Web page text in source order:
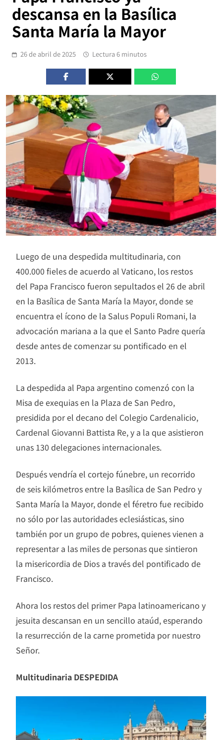
descansa en la Basílica
Santa María la Mayor
26 de abril de 2025 Lectura 6 minutos
Luego de una despedida multitudinaria, con
400.000 fieles de acuerdo al Vaticano, los restos
del Papa Francisco fueron sepultados el 26 de abril
en la Basílica de Santa María la Mayor, donde se
encuentra el ícono de la Salus Populi Romani, la
advocación mariana a la que el Santo Padre quería
desde antes de comenzar su pontificado en el
2013.
La despedida al Papa argentino comenzó con la
Misa de exequias en la Plaza de San Pedro,
presidida por el decano del Colegio Cardenalicio,
Cardenal Giovanni Battista Re, y a la que asistieron
unas 130 delegaciones internacionales.
Después vendría el cortejo fúnebre, un recorrido
de seis kilómetros entre la Basílica de San Pedro y
Santa María la Mayor, donde el féretro fue recibido
no sólo por las autoridades eclesiásticas, sino
también por un grupo de pobres, quienes vienen a
representar a las miles de personas que sintieron
la misericordia de Dios a través del pontificado de
Francisco.
Ahora los restos del primer Papa latinoamericano y
jesuita descansan en un sencillo ataúd, esperando
la resurrección de la carne prometida por nuestro
Señor.
Multitudinaria DESPEDIDA